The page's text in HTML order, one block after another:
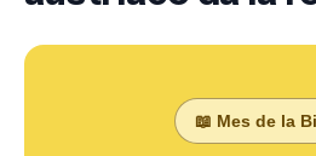
📖 Mes de la